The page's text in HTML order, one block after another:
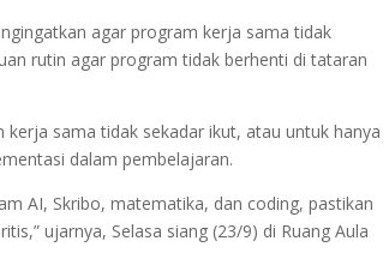
agar program kerja sama tidak
rutin agar program tidak berhenti di tataran
sama tidak sekadar ikut, atau untuk hanya
dalam pembelajaran.
AI, Skribo, matematika, dan coding, pastikan
ujarnya, Selasa siang (23/9) di Ruang Aula